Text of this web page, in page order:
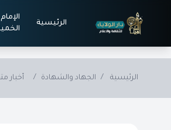
الرئيسية
الإمام
الرئيسية / الجهاد والشهادة / أخبار